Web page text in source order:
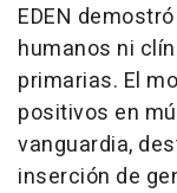
EDEN
humanos ni
primarias. El
positivos en
vanguardia,
inserción de